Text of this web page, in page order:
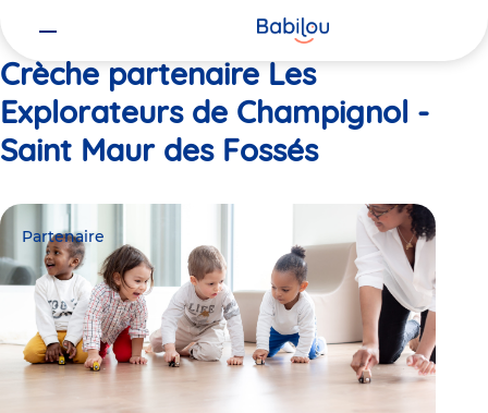
Crèche partenaire Les
Explorateurs de Champignol -
Saint Maur des Fossés
Partenaire